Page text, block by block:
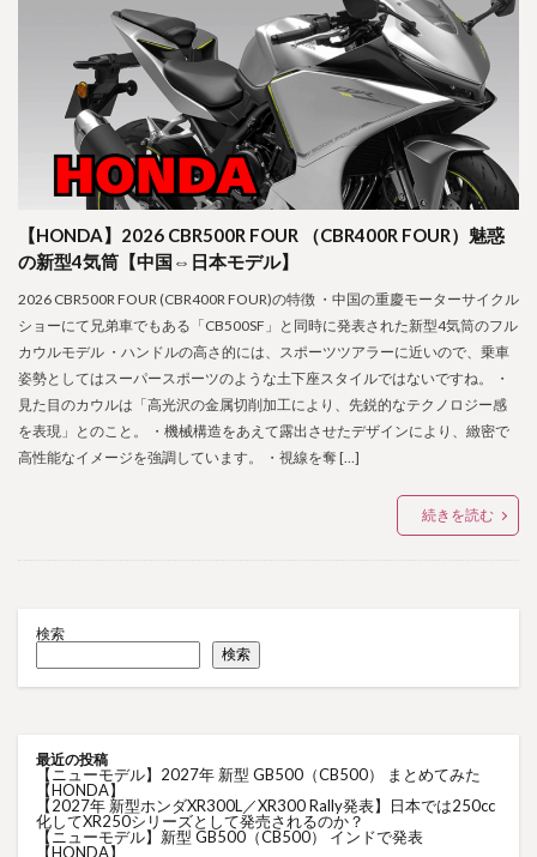
【HONDA】2026 CBR500R FOUR （CBR400R FOUR）魅惑
の新型4気筒【中国⇔日本モデル】
2026 CBR500R FOUR (CBR400R FOUR)の特徴 ・中国の重慶モーターサイクル
ショーにて兄弟車でもある「CB500SF」と同時に発表された新型4気筒のフル
カウルモデル ・ハンドルの高さ的には、スポーツツアラーに近いので、乗車
姿勢としてはスーパースポーツのような土下座スタイルではないですね。 ・
見た目のカウルは「高光沢の金属切削加工により、先鋭的なテクノロジー感
を表現」とのこと。 ・機械構造をあえて露出させたデザインにより、緻密で
高性能なイメージを強調しています。 ・視線を奪 […]
続きを読む
検索
検索
最近の投稿
【ニューモデル】2027年 新型 GB500（CB500） まとめてみた
【HONDA】
【2027年 新型ホンダXR300L／XR300 Rally発表】日本では250cc
化してXR250シリーズとして発売されるのか？
【ニューモデル】新型 GB500（CB500） インドで発表
【HONDA】